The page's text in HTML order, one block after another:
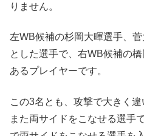
りません。
左WB候補の杉岡大暉選手、
とした選手で、右WB候補の
あるプレイヤーです。
この3名とも、攻撃で大きく違
また両サイドをこなせる選手